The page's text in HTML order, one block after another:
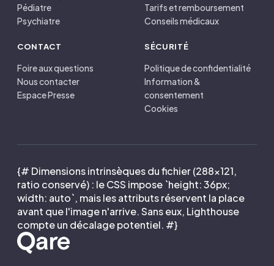
Pédiatre
Psychiatre
Tarifs et remboursement
Conseils médicaux
CONTACT
Foire aux questions
Nous contacter
Espace Presse
SÉCURITÉ
Politique de confidentialité
Information &
consentement
Cookies
{# Dimensions intrinsèques du fichier (288×121,
ratio conservé) : le CSS impose `height: 36px;
width: auto`, mais les attributs réservent la place
avant que l'image n'arrive. Sans eux, Lighthouse
compte un décalage potentiel. #}